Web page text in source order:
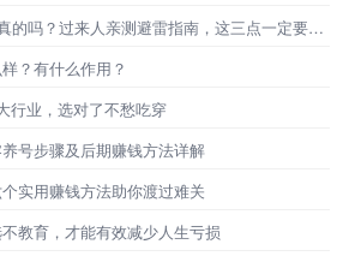
抖音打卡365天领手机是真的吗？过来人亲测避雷指南，这三点一定要看！
？有什么作用？
行业，选对了不愁吃穿
号步骤及后期赚钱方法详解
实用赚钱方法助你渡过难关
教育，才能有效减少人生亏损